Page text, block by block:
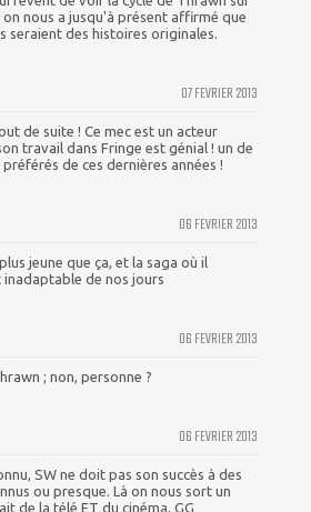
nous a jusqu'à présent affirmé que
seraient des histoires originales.
07 FEVRIER 2013
de suite ! Ce mec est un acteur
travail dans Fringe est génial ! un de
de ces dernières années !
06 FEVRIER 2013
jeune que ça, et la saga où il
de nos jours
06 FEVRIER 2013
; non, personne ?
06 FEVRIER 2013
SW ne doit pas son succès à des
ou presque. Là on nous sort un
de la télé ET du cinéma, GG